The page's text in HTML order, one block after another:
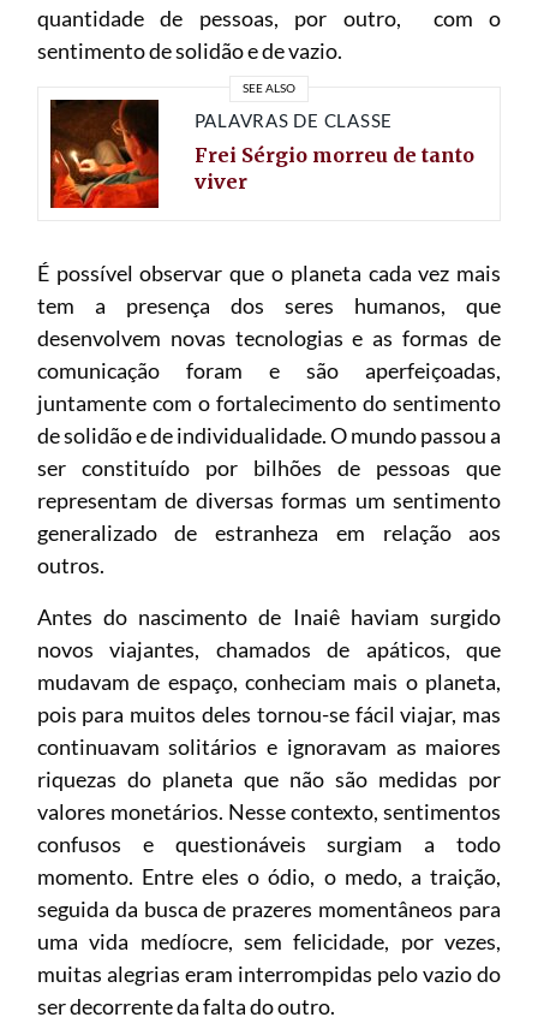
quantidade de pessoas, por outro, com o
sentimento de solidão e de vazio.
SEE ALSO
PALAVRAS DE CLASSE
Frei Sérgio morreu de tanto
viver
É possível observar que o planeta cada vez mais
tem a presença dos seres humanos, que
desenvolvem novas tecnologias e as formas de
comunicação foram e são aperfeiçoadas,
juntamente com o fortalecimento do sentimento
de solidão e de individualidade. O mundo passou a
ser constituído por bilhões de pessoas que
representam de diversas formas um sentimento
generalizado de estranheza em relação aos
outros.
Antes do nascimento de Inaiê haviam surgido
novos viajantes, chamados de apáticos, que
mudavam de espaço, conheciam mais o planeta,
pois para muitos deles tornou-se fácil viajar, mas
continuavam solitários e ignoravam as maiores
riquezas do planeta que não são medidas por
valores monetários. Nesse contexto, sentimentos
confusos e questionáveis surgiam a todo
momento. Entre eles o ódio, o medo, a traição,
seguida da busca de prazeres momentâneos para
uma vida medíocre, sem felicidade, por vezes,
muitas alegrias eram interrompidas pelo vazio do
ser decorrente da falta do outro.